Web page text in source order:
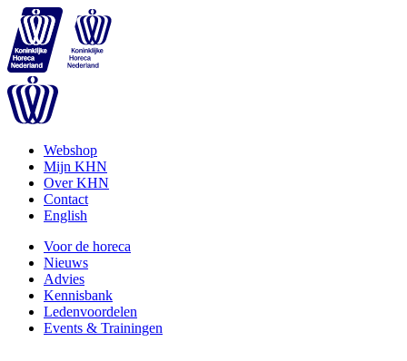
Webshop
Mijn KHN
Over KHN
Contact
English
Voor de horeca
Nieuws
Advies
Kennisbank
Ledenvoordelen
Events & Trainingen